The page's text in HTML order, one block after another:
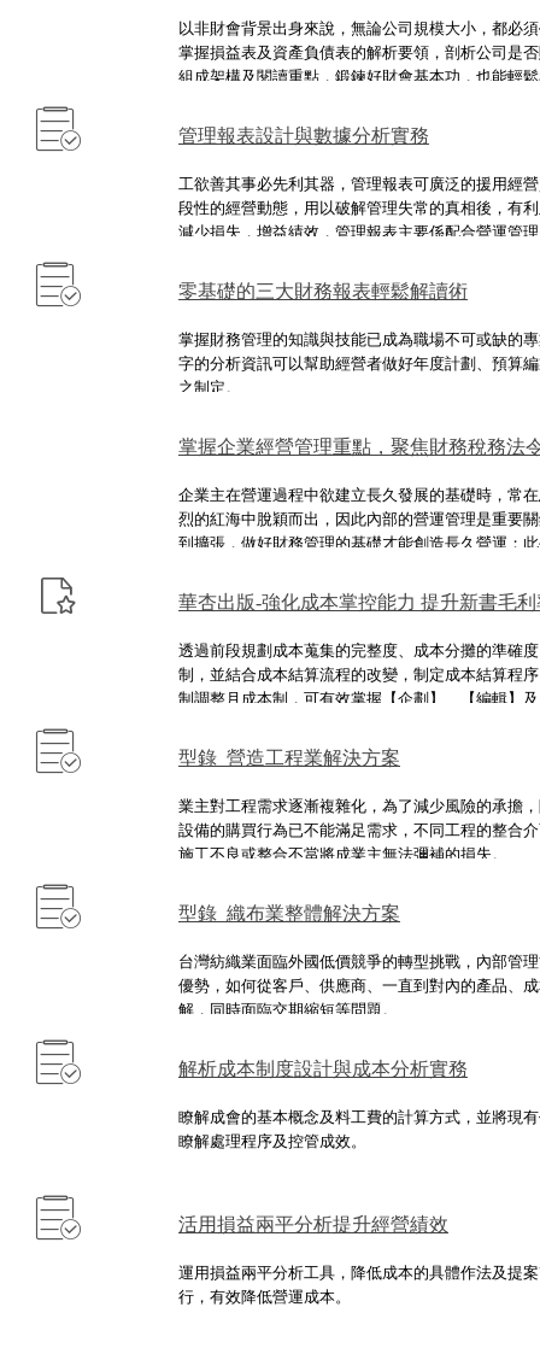
以非財會背景出身來說，無論公司規模大小，都必
掌握損益表及資產負債表的解析要領，剖析公司是
組成架構及閱讀重點，鍛鍊好財會基本功，也能輕
管理報表設計與數據分析實務
工欲善其事必先利其器，管理報表可廣泛的援用經
段性的經營動態，用以破解管理失常的真相後，有
減少損失，增益績效，管理報表主要係配合營運管
或刪減。
零基礎的三大財務報表輕鬆解讀術
掌握財務管理的知識與技能已成為職場不可或缺的
字的分析資訊可以幫助經營者做好年度計劃、預算
之制定。
掌握企業經營管理重點，聚焦財務稅務法
企業主在營運過程中欲建立長久發展的基礎時，常
烈的紅海中脫穎而出，因此內部的營運管理是重要
到擴張，做好財務管理的基礎才能創造長久營運；
嗎？ 本次研討會特別邀請到擁有輔導多家企業與專
營運管理五大面向展開，協助企業做「對」的財務
快速因應電子發票法規，引領企業 e 化風潮！並透
企業能達到事半功倍的營運管理效益。
華杏出版-強化成本掌控能力 提升新書毛
透過前段規劃成本蒐集的完整度、成本分攤的準確
制，並結合成本結算流程的改變，制定成本結算程
制調整月成本制，可有效掌握【企劃】、【編輯】
快速變化，擬定營運策略方針之依據。
型錄_營造工程業解決方案
業主對工程需求逐漸複雜化，為了減少風險的承擔
設備的購買行為已不能滿足需求，不同工程的整合
施工不良或整合不當將成業主無法彌補的損失。
型錄_織布業整體解決方案
台灣紡織業面臨外國低價競爭的轉型挑戰，內部管
優勢，如何從客戶、供應商、一直到對內的產品、
解，同時面臨交期縮短等問題。
解析成本制度設計與成本分析實務
瞭解成會的基本概念及料工費的計算方式，並將現
瞭解處理程序及控管成效。
活用損益兩平分析提升經營績效
運用損益兩平分析工具，降低成本的具體作法及提
行，有效降低營運成本。